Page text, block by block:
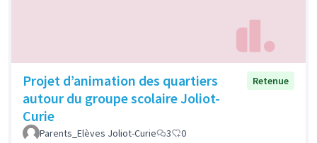
Projet d’animation des quartiers
autour du groupe scolaire Joliot-
Curie
Retenue
Parents_Elèves Joliot-Curie 3 0